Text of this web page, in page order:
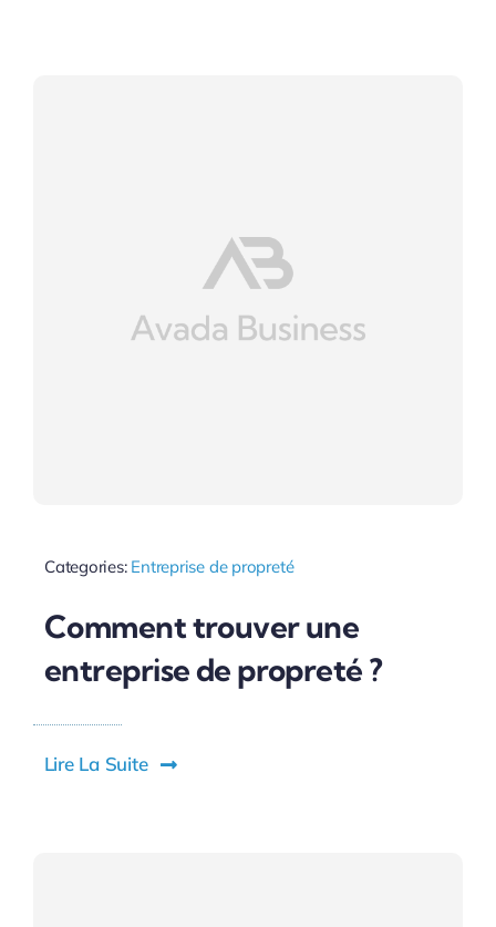
Categories: Entreprise de propreté
Comment trouver une
entreprise de propreté ?
Lire La Suite